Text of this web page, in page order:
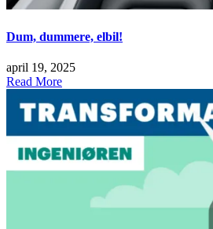
Dum, dummere, elbil!
april 19, 2025
Read More